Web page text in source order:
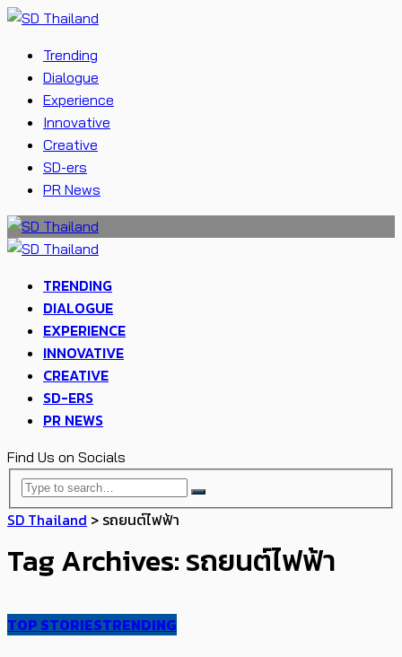
Trending
Dialogue
Experience
Innovative
Creative
SD-ers
PR News
TRENDING
DIALOGUE
EXPERIENCE
INNOVATIVE
CREATIVE
SD-ERS
PR NEWS
Find Us on Socials
SD Thailand > รถยนต์ไฟฟ้า
Tag Archives: รถยนต์ไฟฟ้า
TOP STORIESTRENDING